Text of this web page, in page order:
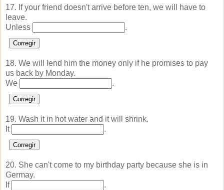
17. If your friend doesn't arrive before ten, we will have to
leave.
Unless
.
Corregir
18. We will lend him the money only if he promises to pay
us back by Monday.
We
.
Corregir
19. Wash it in hot water and it will shrink.
It
.
Corregir
20. She can't come to my birthday party because she is in
Germay.
If
.